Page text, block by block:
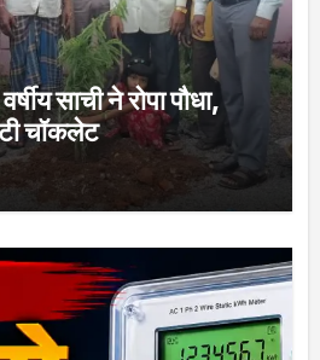
साची ने रोपा पौधा,
चॉकलेट